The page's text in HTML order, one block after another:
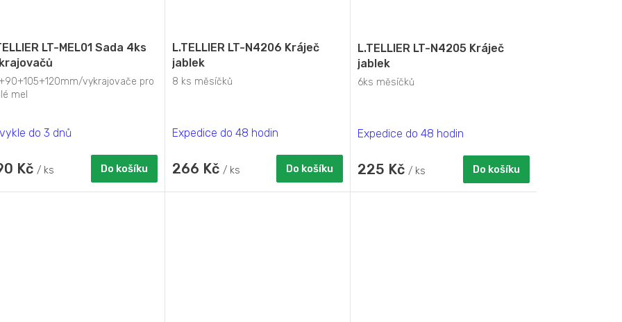
LT-MEL01 Sada 4ks
vykrajovače pro
mel
do 3 dnů
Kč / ks Do košíku
L.TELLIER LT-N4206 Kráječ
jablek
8 ks měsíčků
Expedice do 48 hodin
266 Kč / ks Do košíku
L.TELLIER LT-N4205 Kráječ
jablek
6ks měsíčků
Expedice do 48 hodin
225 Kč/ ks Do košíku